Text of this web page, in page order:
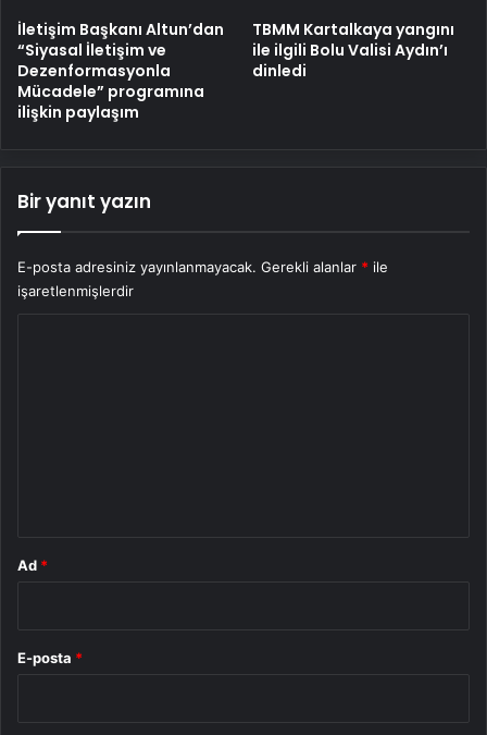
İletişim Başkanı Altun’dan
“Siyasal İletişim ve
Dezenformasyonla
Mücadele” programına
ilişkin paylaşım
TBMM Kartalkaya yangını
ile ilgili Bolu Valisi Aydın’ı
dinledi
Bir yanıt yazın
E-posta adresiniz yayınlanmayacak. Gerekli alanlar * ile
işaretlenmişlerdir
Ad *
E-posta *